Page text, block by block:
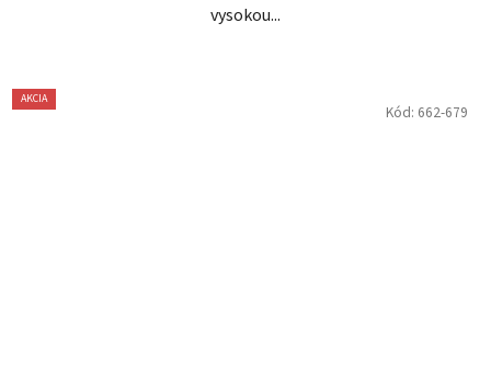
vysokou...
AKCIA
Kód: 662-679